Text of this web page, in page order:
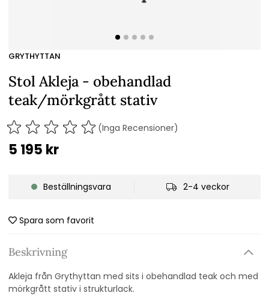
GRYTHYTTAN
Stol Akleja - obehandlad
teak/mörkgrått stativ
(Inga Recensioner)
5 195 kr
Beställningsvara 2-4 veckor
Spara som favorit
Beskrivning
Akleja från Grythyttan med sits i obehandlad teak och med
mörkgrått stativ i strukturlack.